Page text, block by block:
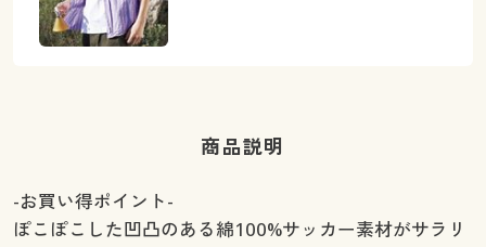
商品説明
-お買い得ポイント-
ぽこぽこした凹凸のある綿100%サッカー素材がサラリ